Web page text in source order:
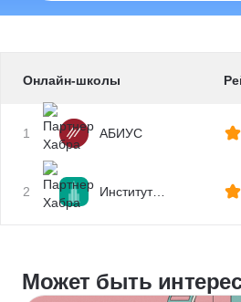
Онлайн-школы
1 АБИУС
2
Институт
Может быть